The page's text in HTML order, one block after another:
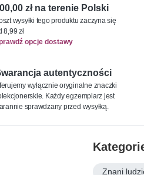
zł na terenie Polski
wysyłki tego produktu zaczyna się
8,99 zł
opcje dostawy
autentyczności
wyłącznie oryginalne znaczki
Każdy egzemplarz jest
sprawdzany przed wysyłką.
Znani